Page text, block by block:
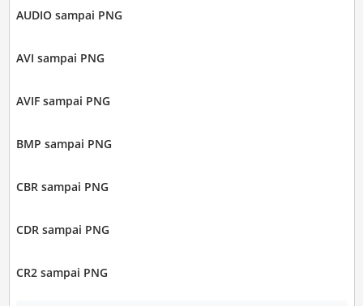
AUDIO sampai PNG
AVI sampai PNG
AVIF sampai PNG
BMP sampai PNG
CBR sampai PNG
CDR sampai PNG
CR2 sampai PNG